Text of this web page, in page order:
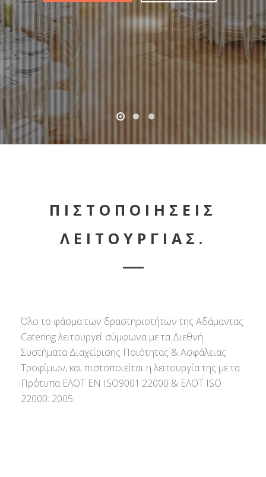
ΠΙΣΤΟΠΟΙΗΣΕΙΣ
ΛΕΙΤΟΥΡΓΙΑΣ.
Όλο το φάσμα των δραστηριοτήτων της Αδάμαντας
Catering λειτουργεί σύμφωνα με τα Διεθνή
Συστήματα Διαχείρισης Ποιότητας & Ασφάλειας
Τροφίμων, και πιστοποιείται η λειτουργία της με τα
Πρότυπα ΕΛΟΤ ΕΝ ISO9001:22000 & ΕΛΟΤ ISO
22000: 2005